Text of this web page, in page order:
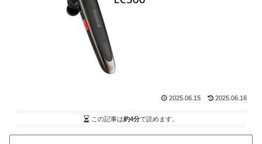
2025.06.15 2025.06.16
この記事は約4分で読めます。